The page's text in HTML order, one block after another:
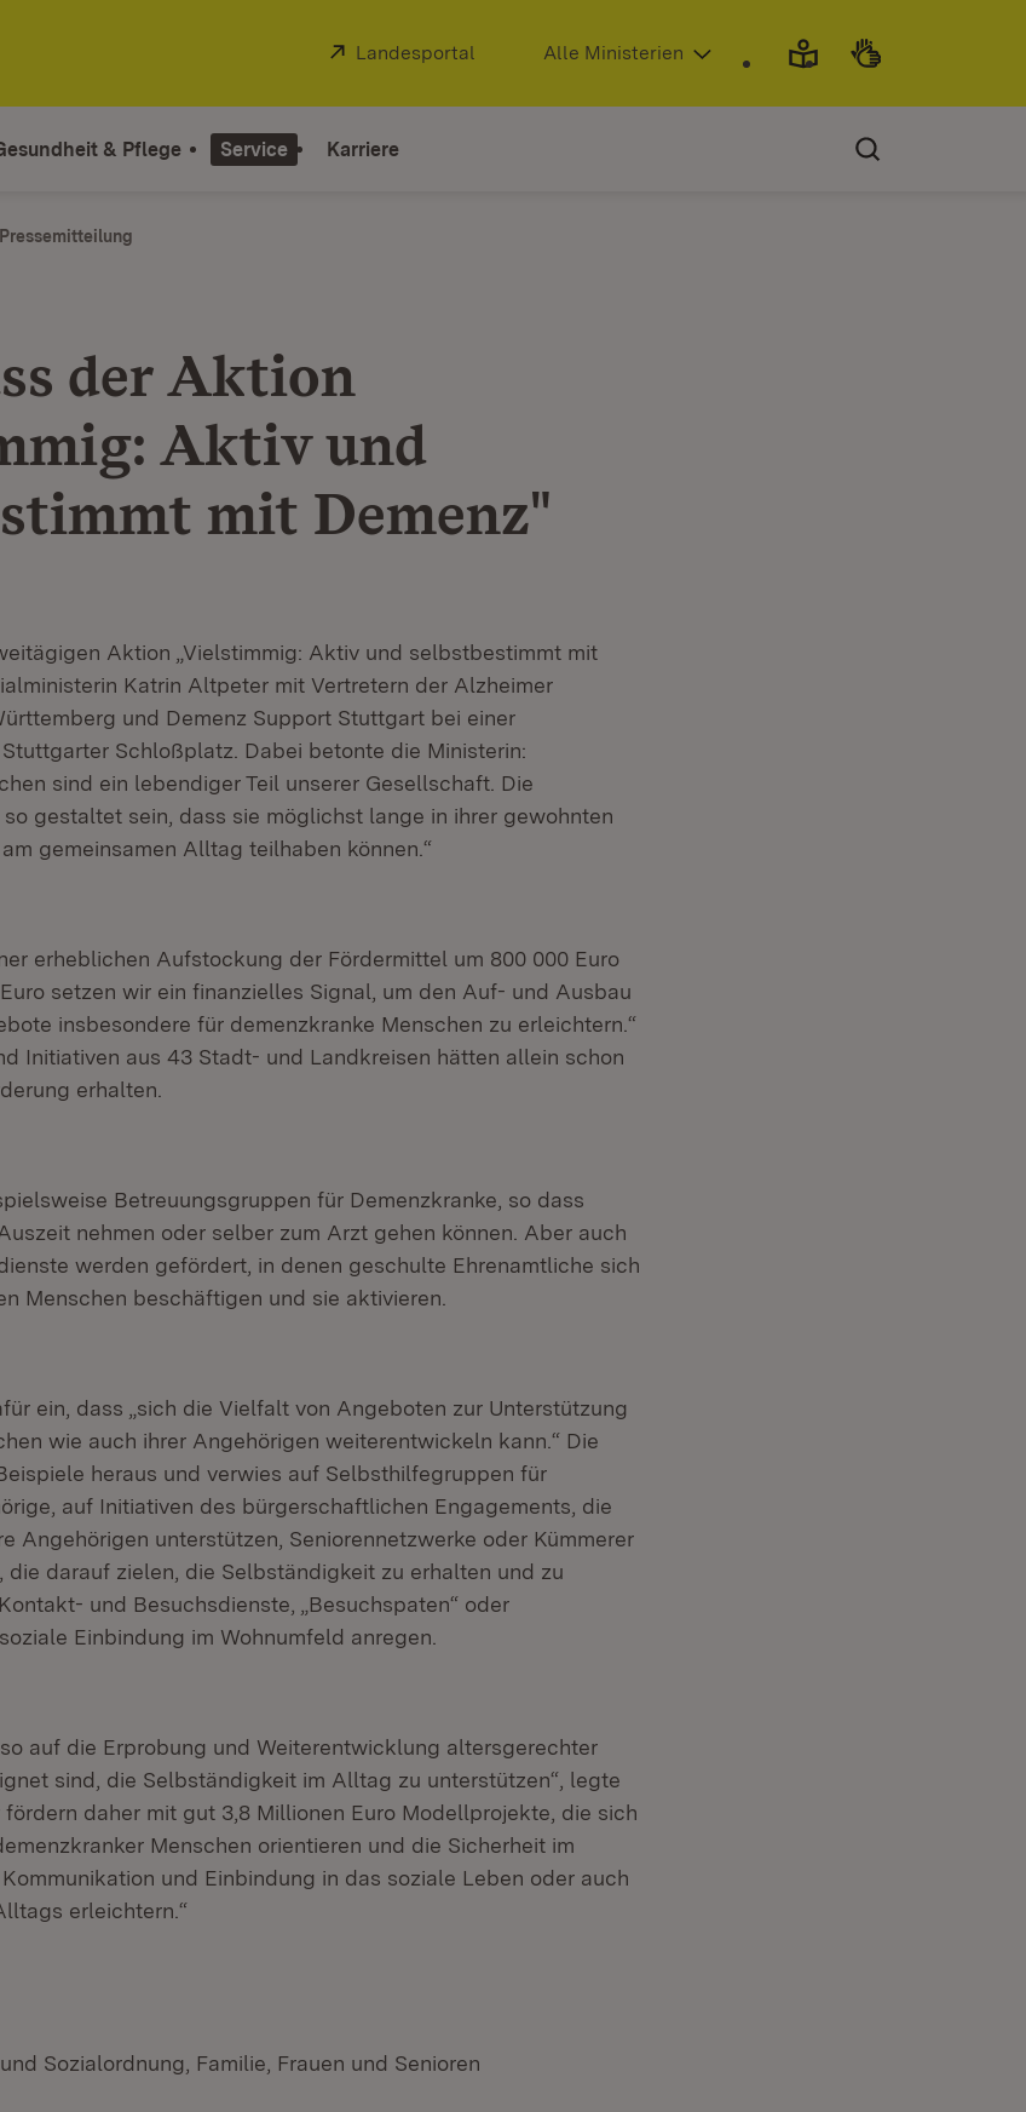
Extern:
Landesportal (Öffnet in neuem Fenster)
Alle Ministerien
& Pflege Service Karriere
Pressemitteilung
der Aktion
Aktiv und
mit Demenz"
Aktion „Vielstimmig: Aktiv und selbstbestimmt mit
Katrin Altpeter mit Vertretern der Alzheimer
und Demenz Support Stuttgart bei einer
Schloßplatz. Dabei betonte die Ministerin:
sind ein lebendiger Teil unserer Gesellschaft. Die
gestaltet sein, dass sie möglichst lange in ihrer gewohnten
gemeinsamen Alltag teilhaben können.“
erheblichen Aufstockung der Fördermittel um 800 000 Euro
setzen wir ein finanzielles Signal, um den Auf- und Ausbau
insbesondere für demenzkranke Menschen zu erleichtern.“
Initiativen aus 43 Stadt- und Landkreisen hätten allein schon
erhalten.
Betreuungsgruppen für Demenzkranke, so dass
nehmen oder selber zum Arzt gehen können. Aber auch
werden gefördert, in denen geschulte Ehrenamtliche sich
Menschen beschäftigen und sie aktivieren.
ein, dass „sich die Vielfalt von Angeboten zur Unterstützung
wie auch ihrer Angehörigen weiterentwickeln kann.“ Die
heraus und verwies auf Selbsthilfegruppen für
auf Initiativen des bürgerschaftlichen Engagements, die
Angehörigen unterstützen, Seniorennetzwerke oder Kümmerer
die darauf zielen, die Selbständigkeit zu erhalten und zu
und Besuchsdienste, „Besuchspaten“ oder
Einbindung im Wohnumfeld anregen.
auf die Erprobung und Weiterentwicklung altersgerechter
sind, die Selbständigkeit im Alltag zu unterstützen“, legte
fördern daher mit gut 3,8 Millionen Euro Modellprojekte, die sich
Menschen orientieren und die Sicherheit im
und Einbindung in das soziale Leben oder auch
erleichtern.“
Sozialordnung, Familie, Frauen und Senioren